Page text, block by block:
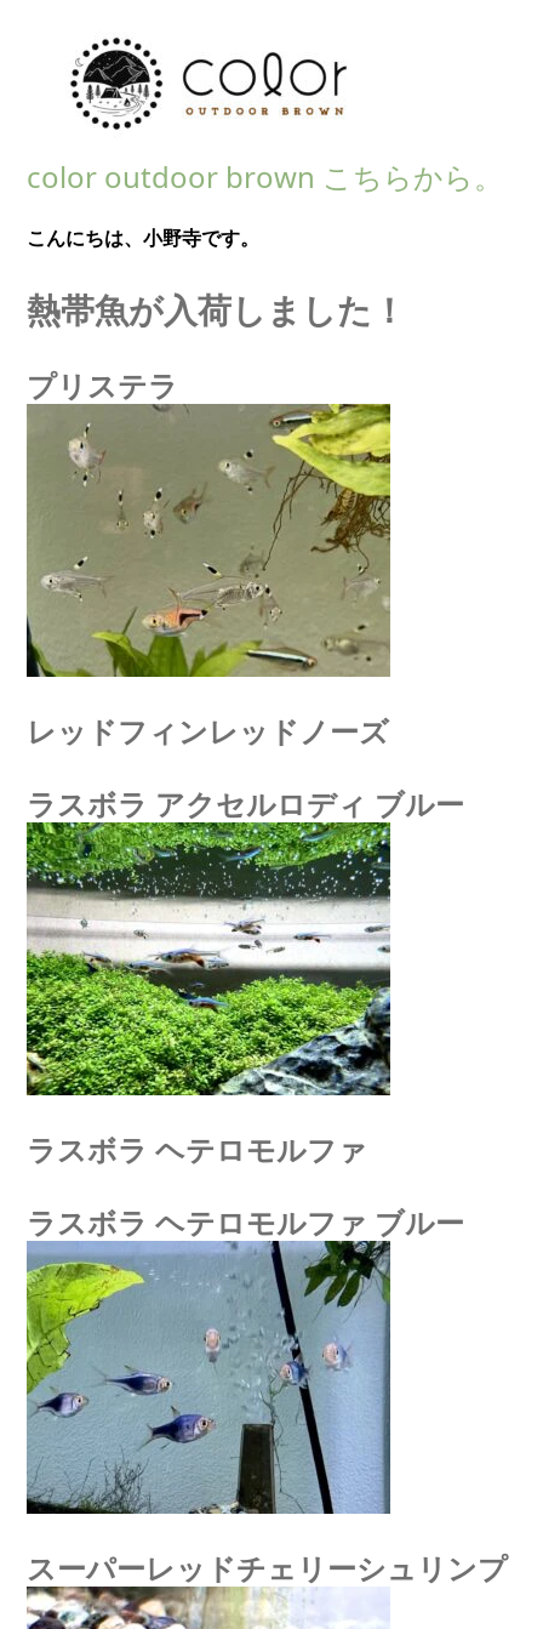
color outdoor brown こちらから。
こんにちは、小野寺です。
熱帯魚が入荷しました！
プリステラ
レッドフィンレッドノーズ
ラスボラ アクセルロディ ブルー
ラスボラ ヘテロモルファ
ラスボラ ヘテロモルファ ブルー
スーパーレッドチェリーシュリンプ